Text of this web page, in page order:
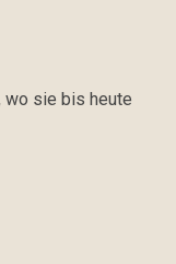
wo sie bis heute